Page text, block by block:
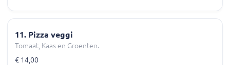
11. Pizza veggi
Tomaat, Kaas en Groenten.
€ 14,00